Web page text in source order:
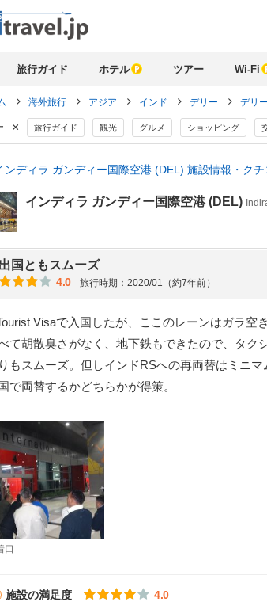
旅行ガイド ホテル ツアー Wi-Fi
海外旅行 アジア インド デリー デリ
× 旅行ガイド 観光 グルメ ショッピング
ンディラ ガンディー国際空港 (DEL) 施設情報・ク
インディラ ガンディー国際空港 (DEL)
国ともスムーズ
4.0 旅行時期：2020/01（約7年前）
Visaで入国したが、ここのレーンはガラ空
て胡散臭さがなく、地下鉄もできたので、タク
もスムーズ。但しインドRSへの再両替はミニ
で両替するかどちらかが得策。
口
施設の満足度 4.0